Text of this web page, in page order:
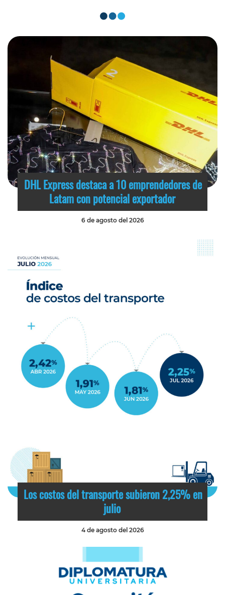
DHL Express destaca a 10 emprendedores de
Latam con potencial exportador
6 de agosto del 2026
Los costos del transporte subieron 2,25% en
julio
4 de agosto del 2026